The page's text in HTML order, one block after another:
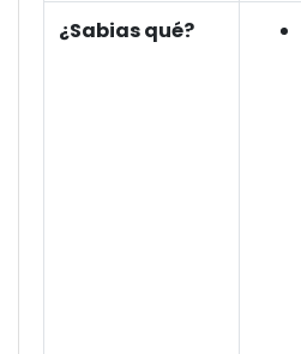
¿Sabias qué?